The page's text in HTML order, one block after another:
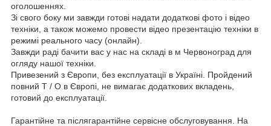
оголошеннях.
Зі свого боку ми завжди готові надати додаткові фото і відео
техніки, а також можемо провести відео презентацію техніки в
режимі реального часу (онлайн).
Завжди раді бачити вас у нас на складі в м Червоноград для
огляду нашої техніки.
Привезений з Європи, без експлуатації в Україні. Пройдений
повний Т / О в Європі, не вимагає додаткових вкладень,
готовий до експлуатації.
Гарантійне та післягарантійне сервісне обслуговування. На